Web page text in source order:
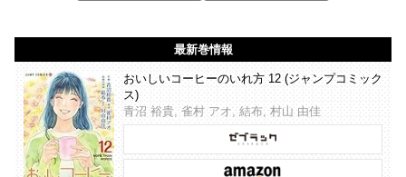
最新巻情報
おいしいコーヒーのいれ方 12 (ジャンプコミック
ス)
青沼 裕貴, 雀村 アオ, 結布, 村山 由佳